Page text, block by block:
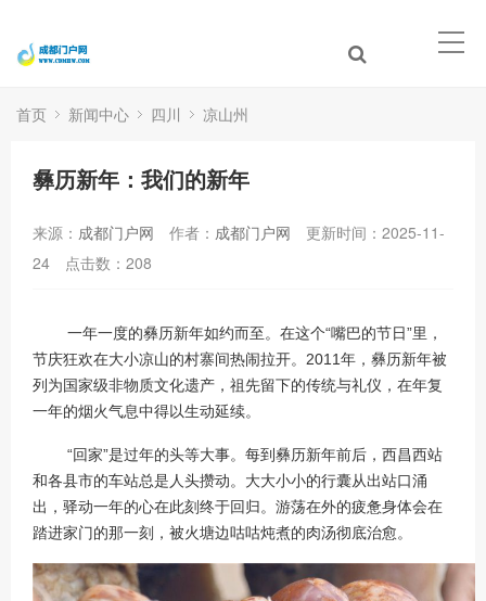
首页 新闻中心 四川 凉山州
彝历新年：我们的新年
来源： 成都门户网 作者： 成都门户网
更新时间：2025-11-
24
点击数： 208
一年一度的彝历新年如约而至。在这个“嘴巴的节日”里，
节庆狂欢在大小凉山的村寨间热闹拉开。2011年，彝历新年被
列为国家级非物质文化遗产，祖先留下的传统与礼仪，在年复
一年的烟火气息中得以生动延续。
“回家”是过年的头等大事。每到彝历新年前后，西昌西站
和各县市的车站总是人头攒动。大大小小的行囊从出站口涌
出，驿动一年的心在此刻终于回归。游荡在外的疲惫身体会在
踏进家门的那一刻，被火塘边咕咕炖煮的肉汤彻底治愈。